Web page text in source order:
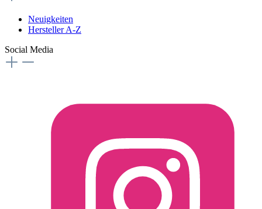
Neuigkeiten
Hersteller A-Z
Social Media